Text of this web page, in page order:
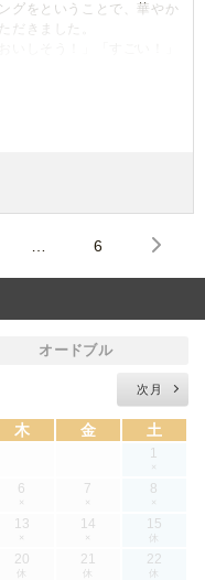
グをということで、華やか
だきました。
いしそう！」「すごい！」
。
交っており、夢いなりさん
回はありがとうございまし
6
オードブル
次月
木 金 土
1
×
6
×
7
×
8
×
13
×
14
×
15
休
20
休
21
休
22
休